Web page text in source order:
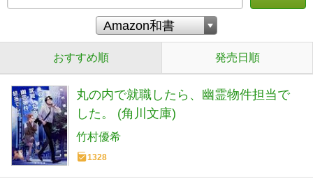
おすすめ順 発売日順
丸の内で就職したら、幽霊物件担当で
した。 (角川文庫)
竹村優希
1328